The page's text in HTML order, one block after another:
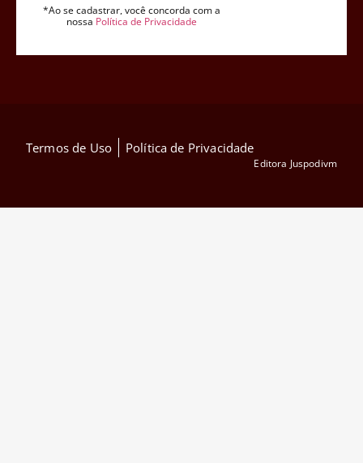
*Ao se cadastrar, você concorda com a
nossa Política de Privacidade
Termos de Uso Política de Privacidade
Editora Juspodivm